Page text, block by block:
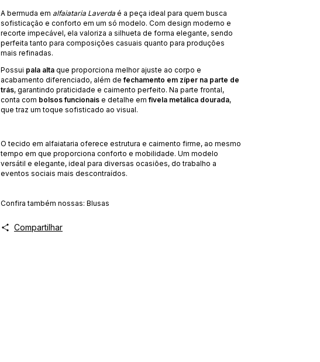
A bermuda em alfaiataria Laverda é a peça ideal para quem busca
sofisticação e conforto em um só modelo. Com design moderno e
recorte impecável, ela valoriza a silhueta de forma elegante, sendo
perfeita tanto para composições casuais quanto para produções
mais refinadas.
Possui pala alta que proporciona melhor ajuste ao corpo e
acabamento diferenciado, além defechamento em zíper na parte de
trás, garantindo praticidade e caimento perfeito. Na parte frontal,
conta com bolsos funcionais e detalhe emfivela metálica dourada,
que traz um toque sofisticado ao visual.
O tecido em alfaiataria oferece estrutura e caimento firme, ao mesmo
tempo em que proporciona conforto e mobilidade. Um modelo
versátil e elegante, ideal para diversas ocasiões, do trabalho a
eventos sociais mais descontraídos.
Confira também nossas: Blusas
Compartilhar